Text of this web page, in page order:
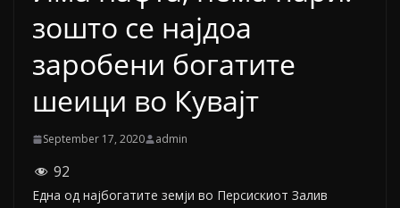
зошто се најдоа
заробени богатите
шеици во Кувајт
September 17, 2020 admin
92
Една од најбогатите земји во Персискиот Залив